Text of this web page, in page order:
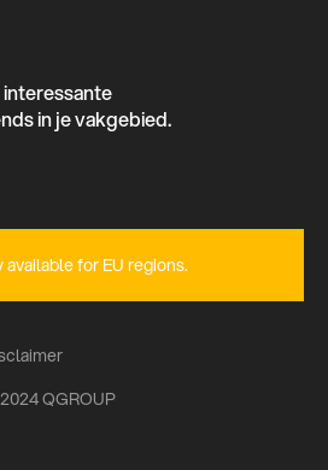
in je vakgebied.
for EU regions.
QGROUP